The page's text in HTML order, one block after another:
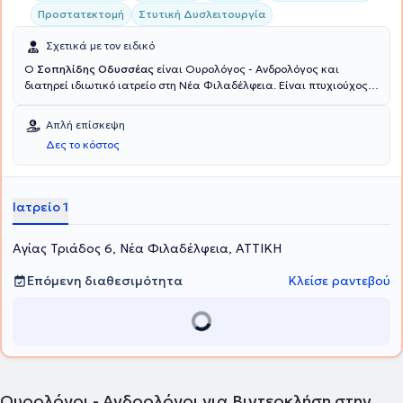
Προστατεκτομή
Στυτική Δυσλειτουργία
Σχετικά με τον ειδικό
Ο Σοπηλίδης Οδυσσέας είναι Ουρολόγος - Ανδρολόγος και
διατηρεί ιδιωτικό ιατρείο στη Νέα Φιλαδέλφεια. Είναι πτυχιούχος
ειδικεύτηκε στην Ουρολογία στη Β' Πανεπιστημιακή Κλινική του
Γενικού Νοσοκομείου Αττικής "Σισμανόγλειο" και ολοκλήρωσε την
μετεκπαίδευση του στο Λονδίνο. Το ερευνητικό του ενδιαφέρον
εστιάζεται στη Λαπαρασκοπική Χειρουργική, στην Ενουρολογία και
Ελληνικής Ουρολογικής Εταιρείας.
Απλή επίσκεψη
Δες το κόστος
Ιατρείο 1
Αγίας Τριάδος 6, Νέα Φιλαδέλφεια, ΑΤΤΙΚΗ
Επόμενη διαθεσιμότητα
Κλείσε ραντεβού